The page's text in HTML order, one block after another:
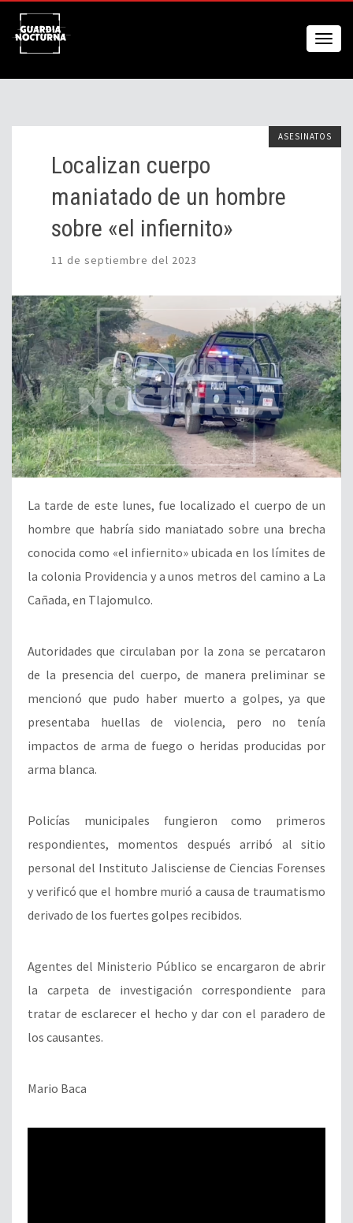
ASESINATOS
Localizan cuerpo
maniatado de un hombre
sobre «el infiernito»
11 de septiembre del 2023
La tarde de este lunes, fue localizado el cuerpo de un
hombre que habría sido maniatado sobre una brecha
conocida como «el infiernito» ubicada en los límites de
la colonia Providencia y a unos metros del camino a La
Cañada, en Tlajomulco.
Autoridades que circulaban por la zona se percataron
de la presencia del cuerpo, de manera preliminar se
mencionó que pudo haber muerto a golpes, ya que
presentaba huellas de violencia, pero no tenía
impactos de arma de fuego o heridas producidas por
arma blanca.
Policías municipales fungieron como primeros
respondientes, momentos después arribó al sitio
personal del Instituto Jalisciense de Ciencias Forenses
y verificó que el hombre murió a causa de traumatismo
derivado de los fuertes golpes recibidos.
Agentes del Ministerio Público se encargaron de abrir
la carpeta de investigación correspondiente para
tratar de esclarecer el hecho y dar con el paradero de
los causantes.
Mario Baca